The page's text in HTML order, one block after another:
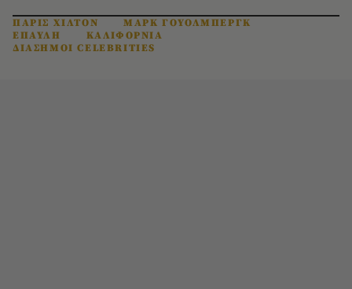
ΠΑΡΙΣ ΧΙΛΤΟΝ
ΜΑΡΚ ΓΟΥΟΛΜΠΕΡΓΚ
ΕΠΑΥΛΗ
ΚΑΛΙΦΟΡΝΙΑ
ΔΙΑΣΗΜΟΙ CELEBRITIES